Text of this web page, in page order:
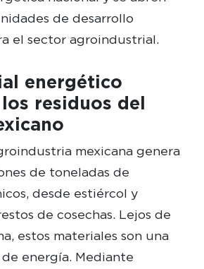
de desarrollo
el sector agroindustrial.
energético
residuos del
mexicana genera
de toneladas de
desde estiércol y
de cosechas. Lejos de
estos materiales son una
energía. Mediante